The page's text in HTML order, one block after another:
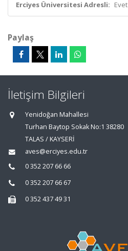
Erciyes Üniversitesi Adresli: Evet
Paylaş
İletişim Bilgileri
Yenidoğan Mahallesi
Turhan Baytop Sokak No:1 38280
TALAS / KAYSERİ
aves@erciyes.edu.tr
0 352 207 66 66
0 352 207 66 67
0 352 437 49 31